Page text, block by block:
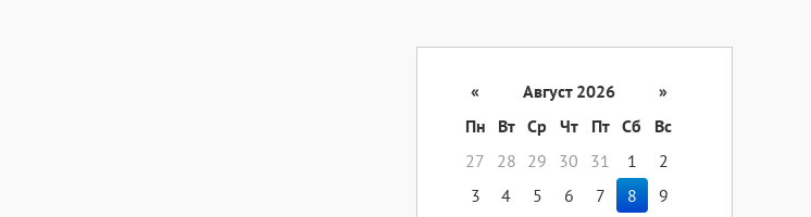
« Август 2026
»
Пн
Вт Ср Чт Пт Сб
Вс
27
28 29 30 31 1
2
3
4 5 6 7 8
9